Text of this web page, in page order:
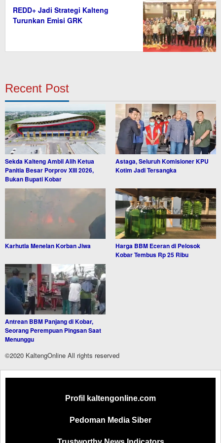
REDD+ Jadi Strategi Kalteng
Turunkan Emisi GRK
Recent Post
Sekda Kalteng Ambil Alih Ketua
Panitia Besar Porprov XIII 2026,
Bukan Bupati Kobar
Astaga, Seluruh Komisioner KPU
Kotim Jadi Tersangka
Karhutla Menelan Korban Jiwa
Harga BBM Eceran di Pelosok
Kobar Tembus Rp 25 Ribu
Antrean BBM Panjang di Kobar,
Seorang Perempuan Pingsan Saat
Menunggu
©2020 KaltengOnline All rights reserved
Profil kaltengonline.com
Pedoman Media Siber